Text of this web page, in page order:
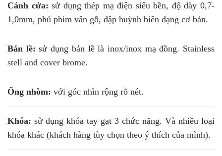
Cánh cửa: sử dụng thép mạ điện siêu bền, độ dày 0,7-
1,0mm, phủ phim vân gỗ, dập huỳnh biên dạng cơ bản.
Bản lề: sử dụng bản lề là inox/inox mạ đồng. Stainless
stell and cover brome.
Ống nhòm: với góc nhìn rộng rõ nét.
Khóa: sử dụng khóa tay gạt 3 chức năng. Và nhiều loại
khóa khác (khách hàng tùy chọn theo ý thích của mình).